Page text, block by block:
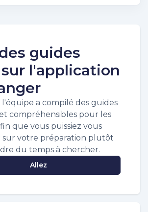
guides
l'application
l'équipe a compilé des guides
compréhensibles pour les
que vous puissiez vous
votre préparation plutôt
du temps à chercher.
Allez